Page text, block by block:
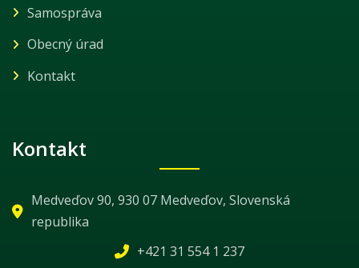
Samospráva
Obecný úrad
Kontakt
Kontakt
Medveďov 90, 930 07 Medveďov, Slovenská
republika
+421 31 554 1 237